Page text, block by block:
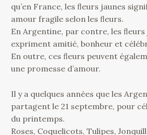
qu’en France, les ﬂeurs jaunes
amour fragile selon les ﬂeurs.
En Argentine, par contre, les ﬂeurs
expriment amitié, bonheur et
En outre, ces ﬂeurs peuvent
une promesse d’amour.
Il y a quelques années que les
partagent le 21 septembre, pour
du printemps.
Roses, Coquelicots, Tulipes,